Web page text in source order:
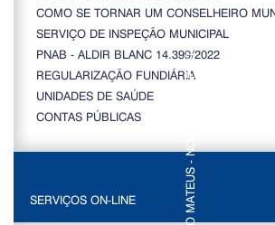
COMO SE TORNAR UM CONSELHEIRO
SERVIÇO DE INSPEÇÃO MUNICIPAL
PNAB - ALDIR BLANC 14.399/2022
REGULARIZAÇÃO FUNDIÁRIA
UNIDADES DE SAÚDE
CONTAS PÚBLICAS
SERVIÇOS ON-LINE